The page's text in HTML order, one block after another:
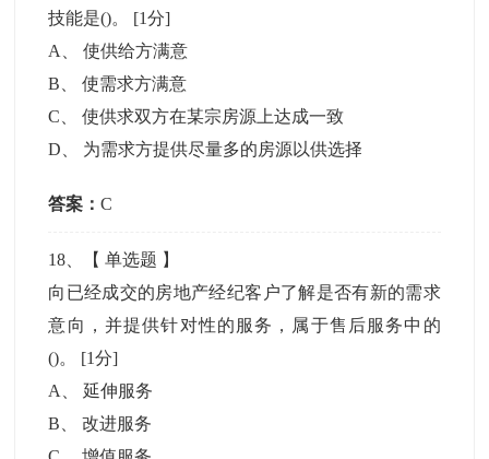
技能是()。 [1分]
A
、使供给方满意
B 、使需求方满意
C 、使供求双方在某宗房源上达成一致
D
为需求方提供尽量多的房源以供选择
答案：C
18 、【单选题 】
向已经成交的房地产经纪客户了解是否有新的需求
意向，并提供针对性的服务，属于售后服务中的
()。 [1分]
A
、延伸服务
B 、改进服务